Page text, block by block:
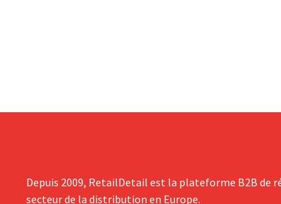
Depuis 2009, RetailDetail est la plateforme B2B de
secteur de la distribution en Europe.